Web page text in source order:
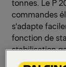
tonnes. Le P
commandes
s'adapte
fonction de
stabilisation
maximale